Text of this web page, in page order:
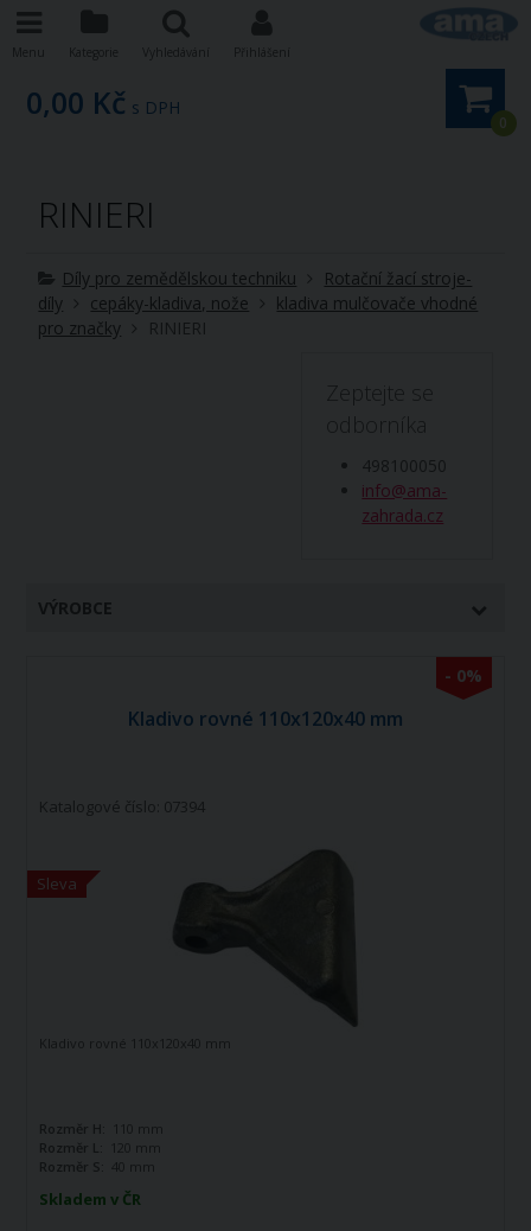
0
0,00 Kč s DPH
RINIERI
Díly pro zemědělskou techniku
Rotační žací stroje-
díly
cepáky-kladiva, nože
kladiva mulčovače vhodné
pro značky
RINIERI
Zeptejte se
odborníka
498100050
info@ama-
zahrada.cz
VÝROBCE
Kladivo rovné 110x120x40 mm
Sleva
- 0%
Katalogové číslo: 07394
Skladem v ČR
Kladivo rovné 110x120x40 mm
Rozměr H:
110 mm
Rozměr L:
120 mm
Rozměr S:
40 mm
Menu Kategorie Vyhledávání Přihlášení